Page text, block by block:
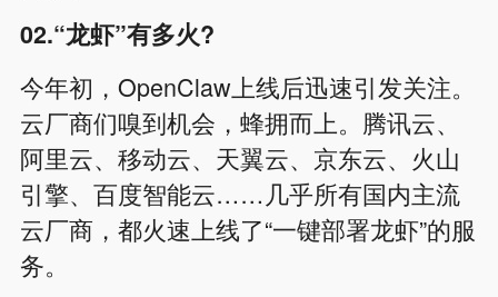
02.“龙虾”有多火?
今年初，OpenClaw上线后迅速引发关注。
云厂商们嗅到机会，蜂拥而上。腾讯云、
阿里云、移动云、天翼云、京东云、火山
引擎、百度智能云……几乎所有国内主流
云厂商，都火速上线了“一键部署龙虾”的服
务。